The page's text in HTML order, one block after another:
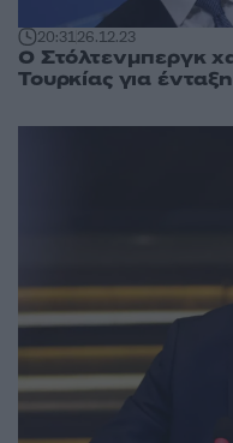
20:3126.12.23
Ο Στόλτενμπεργκ
Τουρκίας για